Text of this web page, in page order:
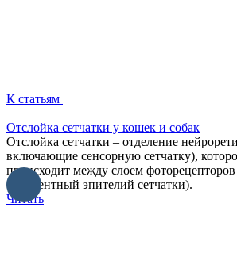
К статьям
Отслойка сетчатки у кошек и собак
Отслойка сетчатки – отделение
включающие сенсорную сетчатку),
происходит между слоем
(пигментный эпителий сетчатки).
Читать